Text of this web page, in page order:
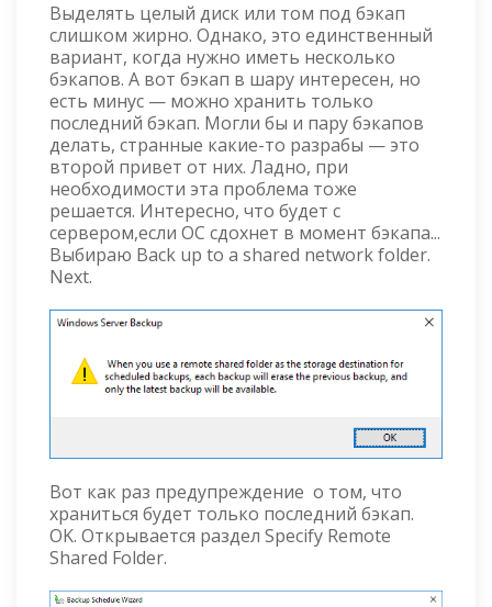
Выделять целый диск или том под бэкап
слишком жирно. Однако, это единственный
вариант, когда нужно иметь несколько
бэкапов. А вот бэкап в шару интересен, но
есть минус — можно хранить только
последний бэкап. Могли бы и пару бэкапов
делать, странные какие-то разрабы — это
второй привет от них. Ладно, при
необходимости эта проблема тоже
решается. Интересно, что будет с
сервером,если ОС сдохнет в момент бэкапа...
Выбираю Back up to a shared network folder.
Next.
Вот как раз предупреждение о том, что
храниться будет только последний бэкап.
OK. Открывается раздел Specify Remote
Shared Folder.